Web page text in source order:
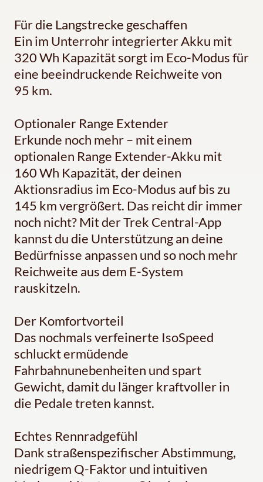
Für die Langstrecke geschaffen
Ein im Unterrohr integrierter Akku mit
320 Wh Kapazität sorgt im Eco-Modus für
eine beeindruckende Reichweite von
95 km.
Optionaler Range Extender
Erkunde noch mehr – mit einem
optionalen Range Extender-Akku mit
160 Wh Kapazität, der deinen
Aktionsradius im Eco-Modus auf bis zu
145 km vergrößert. Das reicht dir immer
noch nicht? Mit der Trek Central-App
kannst du die Unterstützung an deine
Bedürfnisse anpassen und so noch mehr
Reichweite aus dem E-System
rauskitzeln.
Der Komfortvorteil
Das nochmals verfeinerte IsoSpeed
schluckt ermüdende
Fahrbahnunebenheiten und spart
Gewicht, damit du länger kraftvoller in
die Pedale treten kannst.
Echtes Rennradgefühl
Dank straßenspezifischer Abstimmung,
niedrigem Q-Faktor und intuitiven